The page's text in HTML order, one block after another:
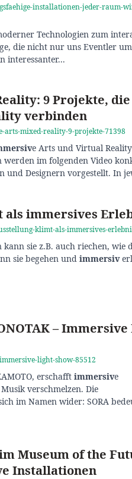
installationen-jeder-raum-
Technologien zum
die nicht nur uns Eventler
interessanter...
9 Projekte,
verbinden
arts-mixed-reality-9-projekte-71398
e Arts und Virtual Reality
im folgenden Video
Designern vorgestellt. In
immersives
klimt-als-immersives-
sie z.B. auch riechen, wie
sie begehen und immersiv
–
light-show-85512
erschafft immersive
verschmelzen. Die
im Namen wider: SORA
Museum of the
Installationen